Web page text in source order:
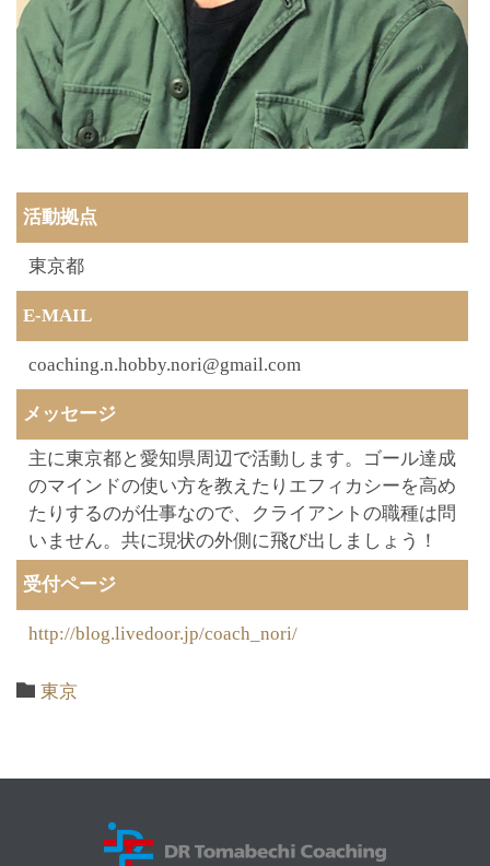
活動拠点
東京都
E-MAIL
coaching.n.hobby.nori@gmail.com
メッセージ
主に東京都と愛知県周辺で活動します。ゴール達成
のマインドの使い方を教えたりエフィカシーを高め
たりするのが仕事なので、クライアントの職種は問
いません。共に現状の外側に飛び出しましょう！
受付ページ
http://blog.livedoor.jp/coach_nori/
 Category
東京